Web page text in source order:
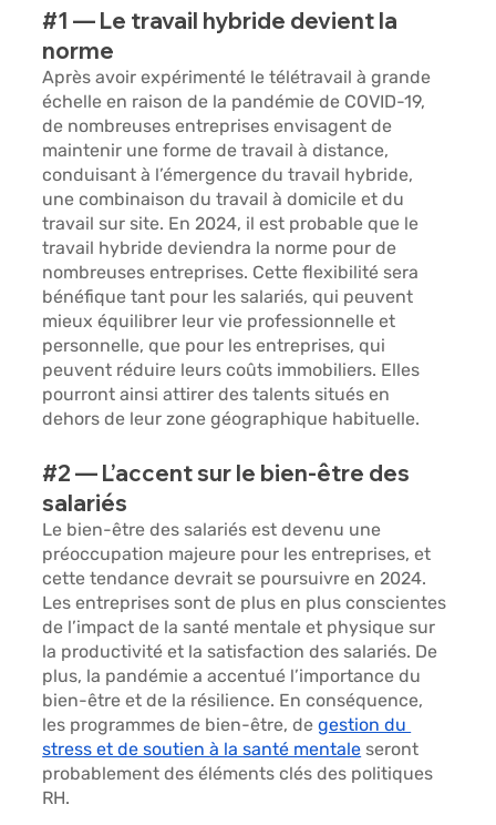
#1 — Le travail hybride devient la
norme
Après avoir expérimenté le télétravail à grande
échelle en raison de la pandémie de COVID-19,
de nombreuses entreprises envisagent de
maintenir une forme de travail à distance,
conduisant à l’émergence du travail hybride,
une combinaison du travail à domicile et du
travail sur site. En 2024, il est probable que le
travail hybride deviendra la norme pour de
nombreuses entreprises. Cette flexibilité sera
bénéfique tant pour les salariés, qui peuvent
mieux équilibrer leur vie professionnelle et
personnelle, que pour les entreprises, qui
peuvent réduire leurs coûts immobiliers. Elles
pourront ainsi attirer des talents situés en
dehors de leur zone géographique habituelle.
#2 — L’accent sur le bien-être des
salariés
Le bien-être des salariés est devenu une
préoccupation majeure pour les entreprises, et
cette tendance devrait se poursuivre en 2024.
Les entreprises sont de plus en plus conscientes
de l’impact de la santé mentale et physique sur
la productivité et la satisfaction des salariés. De
plus, la pandémie a accentué l’importance du
bien-être et de la résilience. En conséquence,
les programmes de bien-être, de gestion du
stress et de soutien à la santé mentale seront
probablement des éléments clés des politiques
RH.